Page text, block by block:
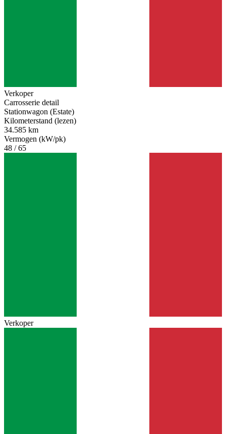
Verkoper
Carrosserie detail
Stationwagon (Estate)
Kilometerstand (lezen)
34.585 km
Vermogen (kW/pk)
48 / 65
Verkoper